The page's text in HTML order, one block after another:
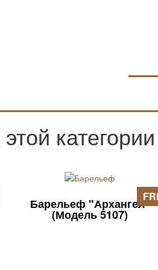
категории
Барельеф "Архангел"
(Модель 5107)